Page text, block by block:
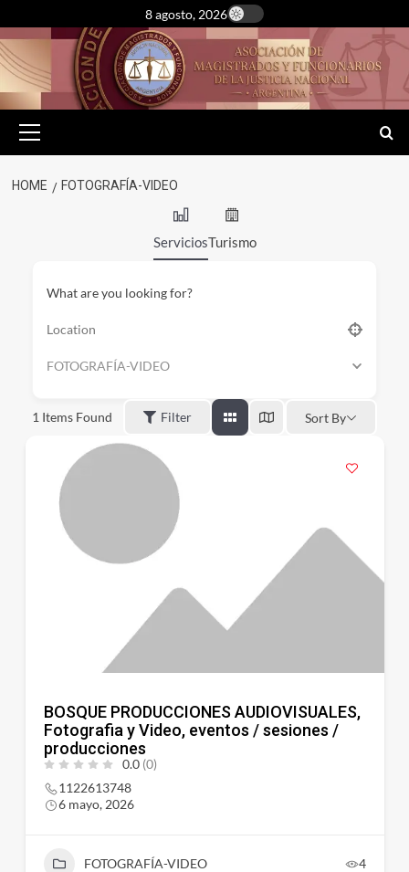
to
content
8 agosto, 2026
Menu
HOME FOTOGRAFÍA-VIDEO
ServiciosTurismo
What are you looking for?
FOTOGRAFÍA-VIDEO
1 Items Found Filter Sort By
BOSQUE PRODUCCIONES AUDIOVISUALES,
Fotografia y Video, eventos / sesiones /
producciones
0.0 (0)
1122613748
6 mayo, 2026
FOTOGRAFÍA-VIDEO 4